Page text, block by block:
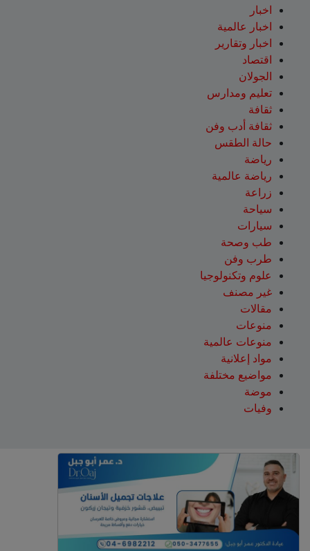
اخبار
اخبار عالمية
اخبار وتقارير
اقتصاد
الجولان
تعليم ومدارس
ثقافة
ثقافة أدب وفن
حالة الطقس
رياضة
رياضة عالمية
زراعة
سياحة
سيارات
طب وصحة
طرب وفن
علوم وتكنولوجيا
غير مصنف
مقالات
منوعات
منوعات عالمية
مواد إعلانية
مواضيع مختلفة
موضة
وفيات